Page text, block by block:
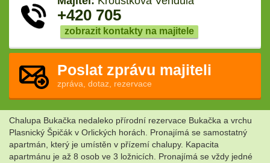
+420 705
zobrazit kontakty na majitele
Poslat zprávu majiteli
zpráva, dotaz, rezervace
Chalupa Bukačka nedaleko přírodní rezervace Bukačka a vrchu
Plasnický Špičák v Orlických horách. Pronajímá se samostatný
apartmán, který je umístěn v přízemí chalupy. Kapacita
apartmánu je až 8 osob ve 3 ložnicích. Pronajímá se vždy jedné